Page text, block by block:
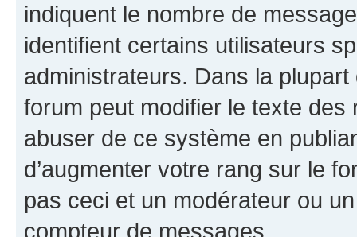
indiquent le nombre de
identifient certains utilisateurs
administrateurs. Dans la
forum peut modifier le texte
abuser de ce système en
d’augmenter votre rang sur le
pas ceci et un modérateur ou
compteur de messages.